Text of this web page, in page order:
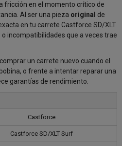
fricción en el momento crítico de
Al ser una pieza original de
en tu carrete Castforce SD/XLT
o incompatibilidades que a veces trae
un carrete nuevo cuando el
o frente a intentar reparar una
garantías de rendimiento.
Castforce
Castforce SD/XLT Surf